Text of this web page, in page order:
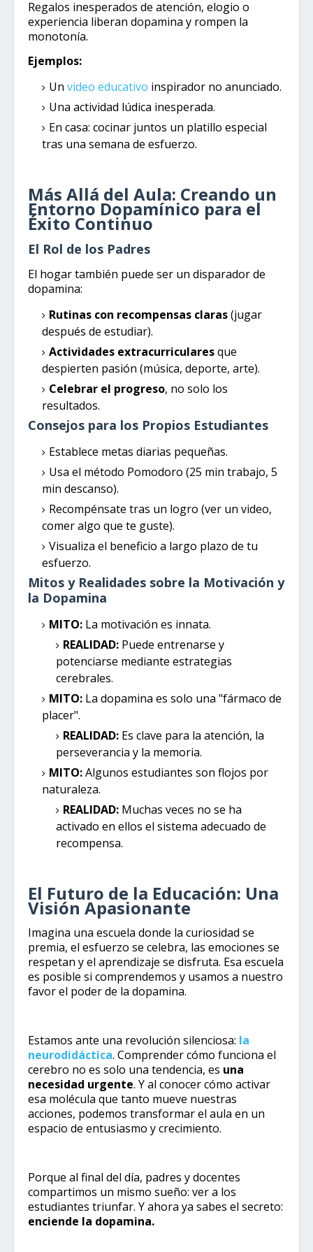
Regalos inesperados de atención, elogio o
experiencia liberan dopamina y rompen la
monotonía.
Ejemplos:
Un video educativo inspirador no anunciado.
Una actividad lúdica inesperada.
En casa: cocinar juntos un platillo especial
tras una semana de esfuerzo.
Más Allá del Aula: Creando un
Entorno Dopamínico para el
Éxito Continuo
El Rol de los Padres
El hogar también puede ser un disparador de
dopamina:
Rutinas con recompensas claras(jugar
después de estudiar).
Actividades extracurricularesque
despierten pasión (música, deporte, arte).
Celebrar el progreso, no solo los
resultados.
Consejos para los Propios Estudiantes
Establece metas diarias pequeñas.
Usa el método Pomodoro (25 min trabajo, 5
min descanso).
Recompénsate tras un logro (ver un video,
comer algo que te guste).
Visualiza el beneficio a largo plazo de tu
esfuerzo.
Mitos y Realidades sobre la Motivación y
la Dopamina
MITO: La motivación es innata.
REALIDAD: Puede entrenarse y
potenciarse mediante estrategias
cerebrales.
MITO: La dopamina es solo una "fármaco de
placer".
REALIDAD: Es clave para la atención, la
perseverancia y la memoria.
MITO:Algunos estudiantes son flojos por
naturaleza.
REALIDAD: Muchas veces no se ha
activado en ellos el sistema adecuado de
recompensa.
El Futuro de la Educación: Una
Visión Apasionante
Imagina una escuela donde la curiosidad se
premia, el esfuerzo se celebra, las emociones se
respetan y el aprendizaje se disfruta. Esa escuela
es posible si comprendemos y usamos a nuestro
favor el poder de la dopamina.
Estamos ante una revolución silenciosa: la
neurodidáctica. Comprender cómo funciona el
cerebro no es solo una tendencia, es una
necesidad urgente. Y al conocer cómo activar
esa molécula que tanto mueve nuestras
acciones, podemos transformar el aula en un
espacio de entusiasmo y crecimiento.
Porque al final del día, padres y docentes
compartimos un mismo sueño: ver a los
estudiantes triunfar. Y ahora ya sabes el secreto:
enciende la dopamina.